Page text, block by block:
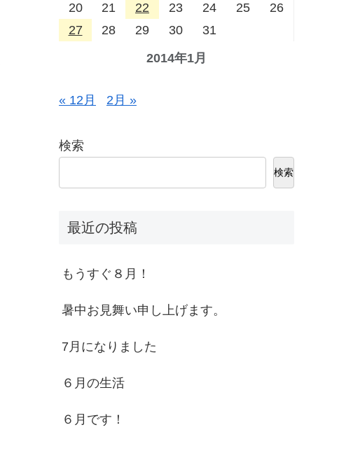
2014年1月
20
21 22 23 24 25
26
27
28 29 30 31
« 12月 2月 »
検索
検索
最近の投稿
もうすぐ８月！
暑中お見舞い申し上げます。
7月になりました
６月の生活
６月です！